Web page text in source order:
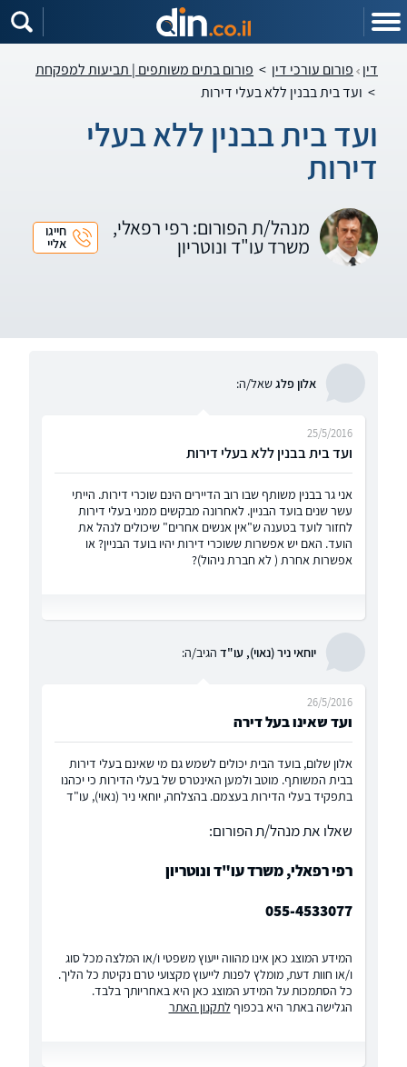
דין פורום עורכי דין > פורום בתים משותפים | תביעות למפקחת
> ועד בית בבנין ללא בעלי דירות
ועד בית בבנין ללא בעלי
דירות
מנהל/ת הפורום: רפי רפאלי,
משרד עו"ד ונוטריון
חייגו
אליי
אלון פלג שאל/ה:
ועד בית בבנין ללא בעלי דירות
25/5/2016
אני גר בבנין משותף שבו רוב הדיירים הינם שוכרי דירות. הייתי
עשר שנים בועד הבניין. לאחרונה מבקשים ממני בעלי דירות
לחזור לועד בטענה ש"אין אנשים אחרים" שיכולים לנהל את
הועד. האם יש אפשרות ששוכרי דירות יהיו בועד הבניין? או
אפשרות אחרת ( לא חברת ניהול)?
יוחאי ניר (נאוי), עו"ד הגיב/ה:
ועד שאינו בעל דירה
26/5/2016
אלון שלום, בועד הבית יכולים לשמש גם מי שאינם בעלי דירות
בבית המשותף. מוטב ולמען האינטרס של בעלי הדירות כי יכהנו
בתפקיד בעלי הדירות בעצמם. בהצלחה, יוחאי ניר (נאוי), עו"ד
שאלו את מנהל/ת הפורום:
רפי רפאלי, משרד עו"ד ונוטריון
055-4533077
המידע המוצג כאן אינו מהווה ייעוץ משפטי ו/או המלצה מכל סוג
ו/או חוות דעת, מומלץ לפנות לייעוץ מקצועי טרם נקיטת כל הליך.
כל הסתמכות על המידע המוצג כאן היא באחריותך בלבד.
הגלישה באתר היא בכפוף לתקנון האתר